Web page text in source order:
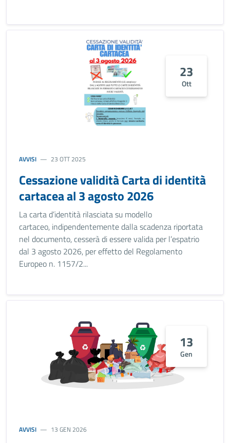
23
Ott
AVVISI 23 OTT 2025
Cessazione validità Carta di identità
cartacea al 3 agosto 2026
La carta d’identità rilasciata su modello
cartaceo, indipendentemente dalla scadenza riportata
nel documento, cesserà di essere valida per l’espatrio
dal 3 agosto 2026, per effetto del Regolamento
Europeo n. 1157/2...
13
Gen
AVVISI 13 GEN 2026